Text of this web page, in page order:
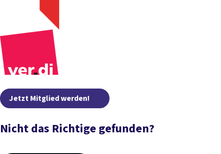
Jetzt Mitglied werden!
Nicht das Richtige gefunden?